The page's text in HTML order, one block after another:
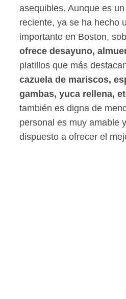
asequibles. Aunque es
reciente, ya se ha hecho
importante en Boston,
ofrece desayuno,
platillos que más
cazuela de mariscos,
gambas, yuca rellena,
también es digna de
personal es muy amable
dispuesto a ofrecer el